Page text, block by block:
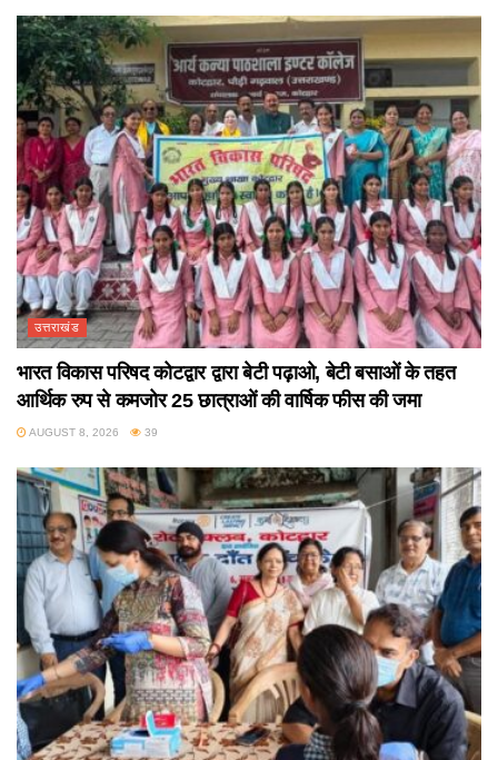
उत्तराखंड
भारत विकास परिषद कोटद्वार द्वारा बेटी पढ़ाओ, बेटी बसाओं के तहत
आर्थिक रुप से कमजोर 25 छात्राओं की वार्षिक फीस की जमा
AUGUST 8, 2026 39